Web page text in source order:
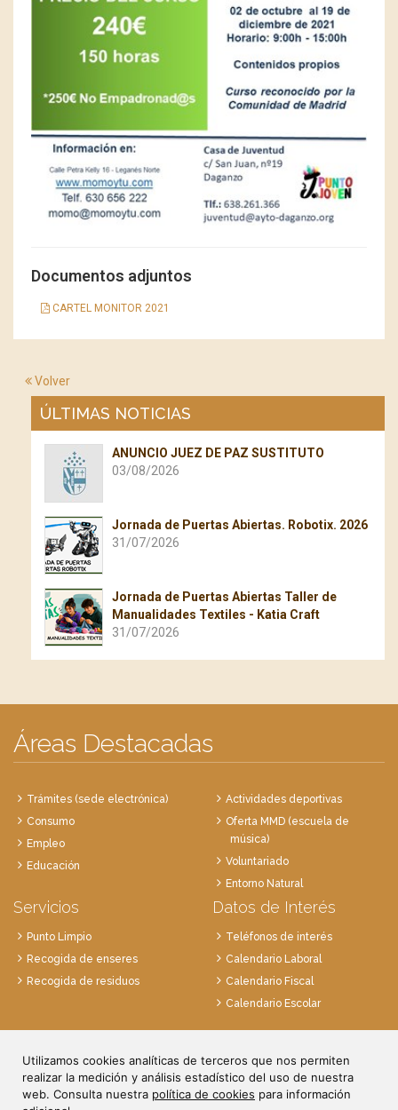
Utilizamos cookies analíticas de terceros que nos permiten
realizar la medición y análisis estadístico del uso de nuestra
web. Consulta nuestra política de cookies para información
Documentos adjuntos
CARTEL MONITOR 2021
Volver
ÚLTIMAS NOTICIAS
ANUNCIO JUEZ DE PAZ SUSTITUTO
03/08/2026
Jornada de Puertas Abiertas. Robotix. 2026
31/07/2026
Jornada de Puertas Abiertas Taller de
Manualidades Textiles - Katia Craft
31/07/2026
Áreas Destacadas
Trámites (sede electrónica)
Consumo
Empleo
Educación
Actividades deportivas
Oferta MMD (escuela de
música)
Voluntariado
Entorno Natural
Servicios
Punto Limpio
Recogida de enseres
Recogida de residuos
Datos de Interés
Teléfonos de interés
Calendario Laboral
Calendario Fiscal
Calendario Escolar
28814 Daganzo, Madrid
Tlf. 91 884 52 59
Fax. 91 884 52 92